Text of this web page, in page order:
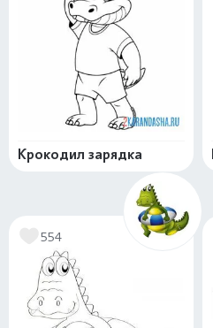
Крокодил зарядка
554